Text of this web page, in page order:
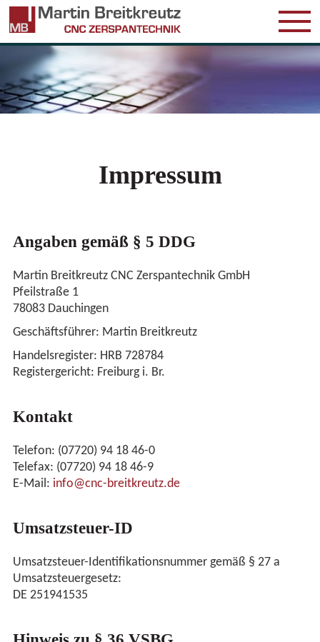
Impressum
Angaben gemäß § 5 DDG
Martin Breitkreutz CNC Zerspantechnik GmbH
Pfeilstraße 1
78083 Dauchingen
Geschäftsführer: Martin Breitkreutz
Handelsregister: HRB 728784
Registergericht: Freiburg i. Br.
Kontakt
Telefon: (07720) 94 18 46-0
Telefax: (07720) 94 18 46-9
E-Mail: info@cnc-breitkreutz.de
Umsatzsteuer-ID
Umsatzsteuer-Identifikationsnummer gemäß § 27 a
Umsatzsteuergesetz:
DE 251941535